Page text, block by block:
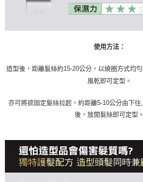
使用方法：
造型後，距離髮絲約15-20公分，以繞圈方式均
風乾即可定型。
亦可將欲固定髮絲拉起，約距離5-10公分由下往
後，放開髮絲即可定型。